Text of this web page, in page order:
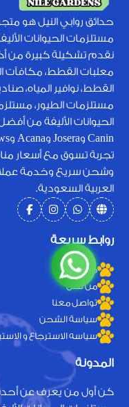
حدائق روابي النيل هو
مستلزمات الحيوانات
نقدم تشكيلة كبيرة من
معلبات القطط، مكافآت
القطط، نوافير المياه،
مستلزمات الطيور،
تجربة تسوق مع أسعار
وشحن سريع وخدمة
العربية السعودية.
روابط سريعة
منتجات
من نحن
تواصل معنا
سياسة الشحن
سياسه الاسترجاع و
المدونة
كن أول من يعرف عن